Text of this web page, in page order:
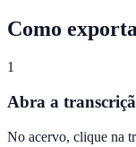
Como
1
Abra a
No acervo, clique na